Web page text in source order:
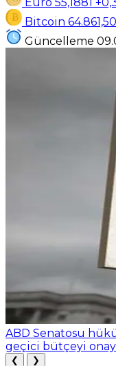
Bitcoin 64.861,50
Güncelleme
ABD Senatosu
geçici bütçeyi
❮ ❯